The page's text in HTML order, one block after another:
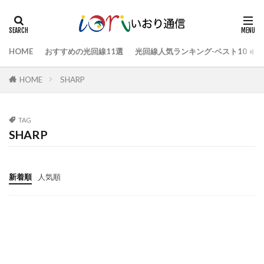
HOME おすすめの光回線11選 光回線人気ランキング-ベスト10
HOME SHARP
TAG
SHARP
新着順 人気順